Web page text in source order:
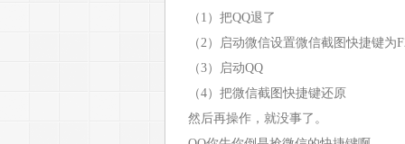
（1）把QQ退了
（2）启动微信设置微信截图快捷键为
（3）启动QQ
（4）把微信截图快捷键还原
然后再操作，就没事了。